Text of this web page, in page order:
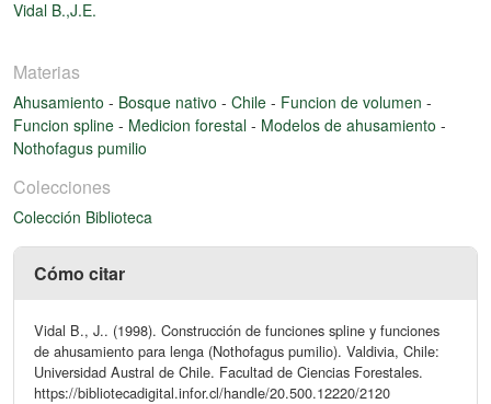
Vidal B.,J.E.
Materias
Ahusamiento - Bosque nativo - Chile - Funcion de volumen -
Funcion spline - Medicion forestal - Modelos de ahusamiento -
Nothofagus pumilio
Colecciones
Colección Biblioteca
Cómo citar
Vidal B., J.. (1998). Construcción de funciones spline y funciones
de ahusamiento para lenga (Nothofagus pumilio). Valdivia, Chile:
Universidad Austral de Chile. Facultad de Ciencias Forestales.
https://bibliotecadigital.infor.cl/handle/20.500.12220/2120